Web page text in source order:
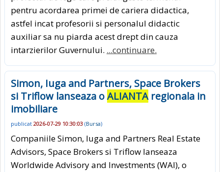
pentru acordarea primei de cariera didactica,
astfel incat profesorii si personalul didactic
auxiliar sa nu piarda acest drept din cauza
intarzierilor Guvernului. ...continuare.
Simon, Iuga and Partners, Space Brokers
si Triflow lanseaza oALIANTAregionala in
imobiliare
publicat 2026-07-29 10:30:03 (Bursa)
Companiile Simon, Iuga and Partners Real Estate
Advisors, Space Brokers si Triflow lanseaza
Worldwide Advisory and Investments (WAI), o